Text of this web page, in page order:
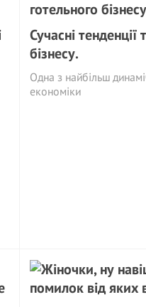
Сучасні
бізнесу.
Одна з найбільш
економіки